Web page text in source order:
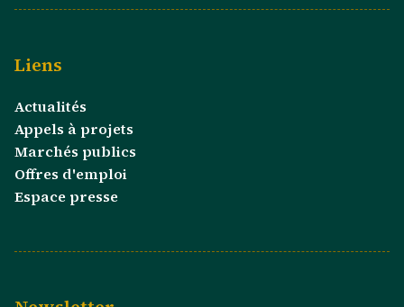
Liens
Actualités
Appels à projets
Marchés publics
Offres d'emploi
Espace presse